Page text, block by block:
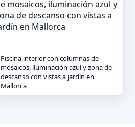
Piscina interior con columnas de
mosaicos, iluminación azul y zona de
descanso con vistas a jardín en
Mallorca